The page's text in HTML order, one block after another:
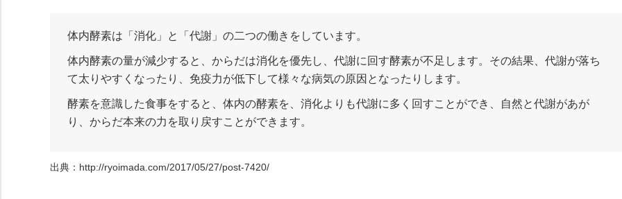
体内酵素は「消化」と「代謝」の二つの働きをしています。
体内酵素の量が減少すると、からだは消化を優先し、代謝に回す酵素が不足します。その結果、代謝が落ち
て太りやすくなったり、免疫力が低下して様々な病気の原因となったりします。
酵素を意識した食事をすると、体内の酵素を、消化よりも代謝に多く回すことができ、自然と代謝があが
り、からだ本来の力を取り戻すことができます。
出典：http://ryoimada.com/2017/05/27/post-7420/